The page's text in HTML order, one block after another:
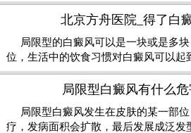
北京方舟医院_得了白
局限型的白癜风可以是一块或是多块
位，生活中的饮食习惯对白癜风可以起
局限型白癜风有什么
局限型白癜风发生在皮肤的某一部位
疗，发病面积会扩散，最后发展成泛发